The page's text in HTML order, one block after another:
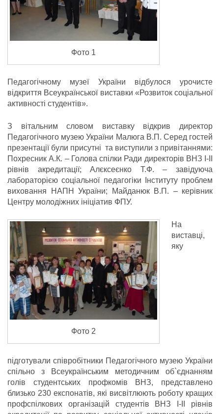
Фото 1
Педагогічному музеї України відбулося урочисте
відкриття Всеукраїнської виставки «Розвиток соціальної
активності студентів».
З вітальним словом виставку відкрив директор
Педагогічного музею України Малюга В.П. Серед гостей
презентації були присутні та виступили з привітаннями:
Похресник А.К. – Голова спілки Ради директорів ВНЗ І-ІІ
рівнів акредитації; Алєксеєнко Т.Ф. – завідуюча
лабораторією соціальної педагогіки Інституту проблем
виховання НАПН України; Майданюк В.П. – керівник
Центру молодіжних ініціатив ФПУ.
Фото 2
На
виставці,
яку
підготували співробітники Педагогічного музею України
спільно з Всеукраїнським методичним об`єднанням
голів студентських профкомів ВНЗ, представлено
близько 230 експонатів, які висвітлюють роботу кращих
профспілкових організацій студентів ВНЗ І-ІІ рівнів